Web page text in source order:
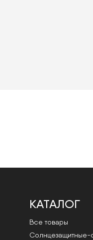
КАТАЛОГ
Все товары
Cолнцезащитные-